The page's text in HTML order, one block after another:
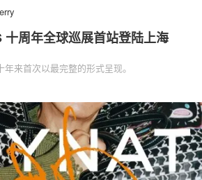
十周年全球巡展首站登陆上海
来首次以最完整的形式呈现。